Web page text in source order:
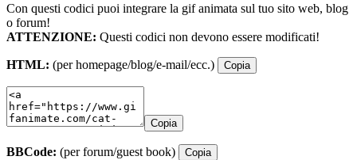
Con questi codici puoi integrare la gif animata sul tuo sito web, blog
o forum!
ATTENZIONE: Questi codici non devono essere modificati!
HTML: (per homepage/blog/e-mail/ecc.) Copia
Copia
BBCode: (per forum/guest book) Copia